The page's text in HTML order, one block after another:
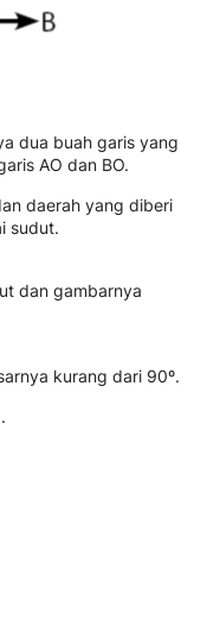
dua buah garis yang
AO dan BO.
daerah yang diberi
sudut.
dan gambarnya
kurang dari 90º.